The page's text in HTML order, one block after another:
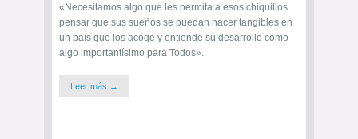
«Necesitamos algo que les permita a esos chiquillos
pensar que sus sueños se puedan hacer tangibles en
un país que los acoge y entiende su desarrollo como
algo importantísimo para Todos».
Leer más →